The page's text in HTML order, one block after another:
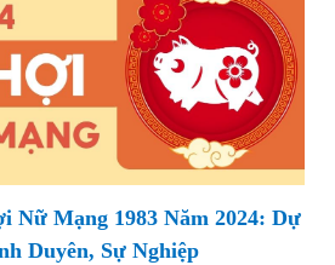
Nữ Mạng 1983 Năm 2024: Dự
Duyên, Sự Nghiệp